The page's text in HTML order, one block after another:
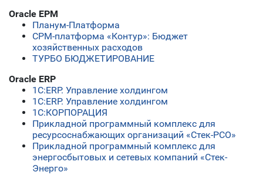
Oracle EPM
Планум-Платформа
СРМ-платформа «Контур»: Бюджет
хозяйственных расходов
ТУРБО БЮДЖЕТИРОВАНИЕ
Oracle ERP
1С:ERP. Управление холдингом
1С:ERP. Управление холдингом
1С:КОРПОРАЦИЯ
Прикладной программный комплекс для
ресурсоснабжающих организаций «Стек-РСО»
Прикладной программный комплекс для
энергосбытовых и сетевых компаний «Стек-
Энерго»